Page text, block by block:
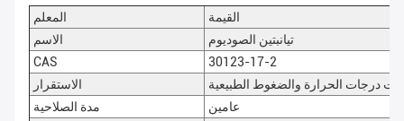
المعلم
القيمة
الاسم
تيانبتين الصوديوم
CAS
30123-17-2
الاستقرار
درجات الحرارة والضغوط الطبيعية
مدة الصلاحية
عامين